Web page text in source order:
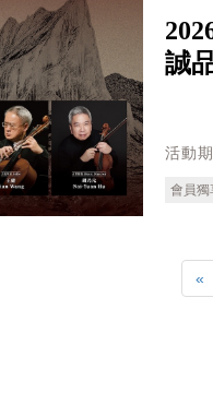
誠
活動
會員獨
«